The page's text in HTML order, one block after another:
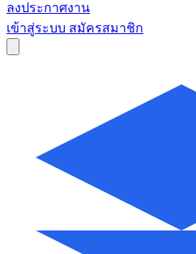
ลงประกาศงาน
เข้าสู่ระบบ สมัครสมาชิก